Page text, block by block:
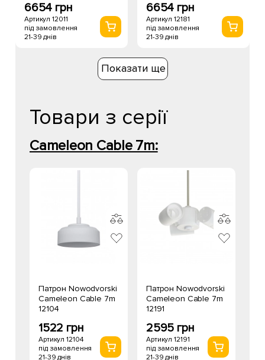
6654 грн
Артикул 12011
під замовлення
21-39 днів
6654 грн
Артикул 12181
під замовлення
21-39 днів
Показати ще
Товари з серії
Cameleon Cable 7m:
Патрон Nowodvorski
Cameleon Cable 7m
12104
1522 грн
Артикул 12104
під замовлення
21-39 днів
Патрон Nowodvorski
Cameleon Cable 7m
12191
2595 грн
Артикул 12191
під замовлення
21-39 днів